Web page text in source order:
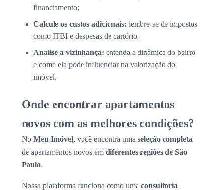
financiamento;
Calcule os custos adicionais: lembre-se de impostos
como ITBI e despesas de cartório;
Analise a vizinhança: entenda a dinâmica do bairro
e como ela pode influenciar na valorização do
imóvel.
Onde encontrar apartamentos
novos com as melhores condições?
No Meu Imóvel, você encontra uma seleção completa
de apartamentos novos em diferentes regiões de São
Paulo.
Nossa plataforma funciona como uma consultoria